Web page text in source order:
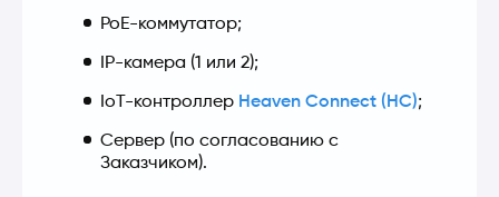
PoE-коммутатор;
IP-камера (1 или 2);
IoT-контроллер Heaven Connect (HC);
Cервер (по согласованию с
Заказчиком).